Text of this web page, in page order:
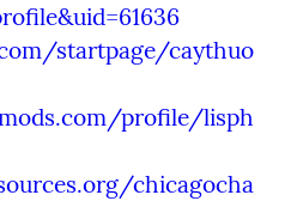
startpage/caythuo
profile/lisph
chicagocha